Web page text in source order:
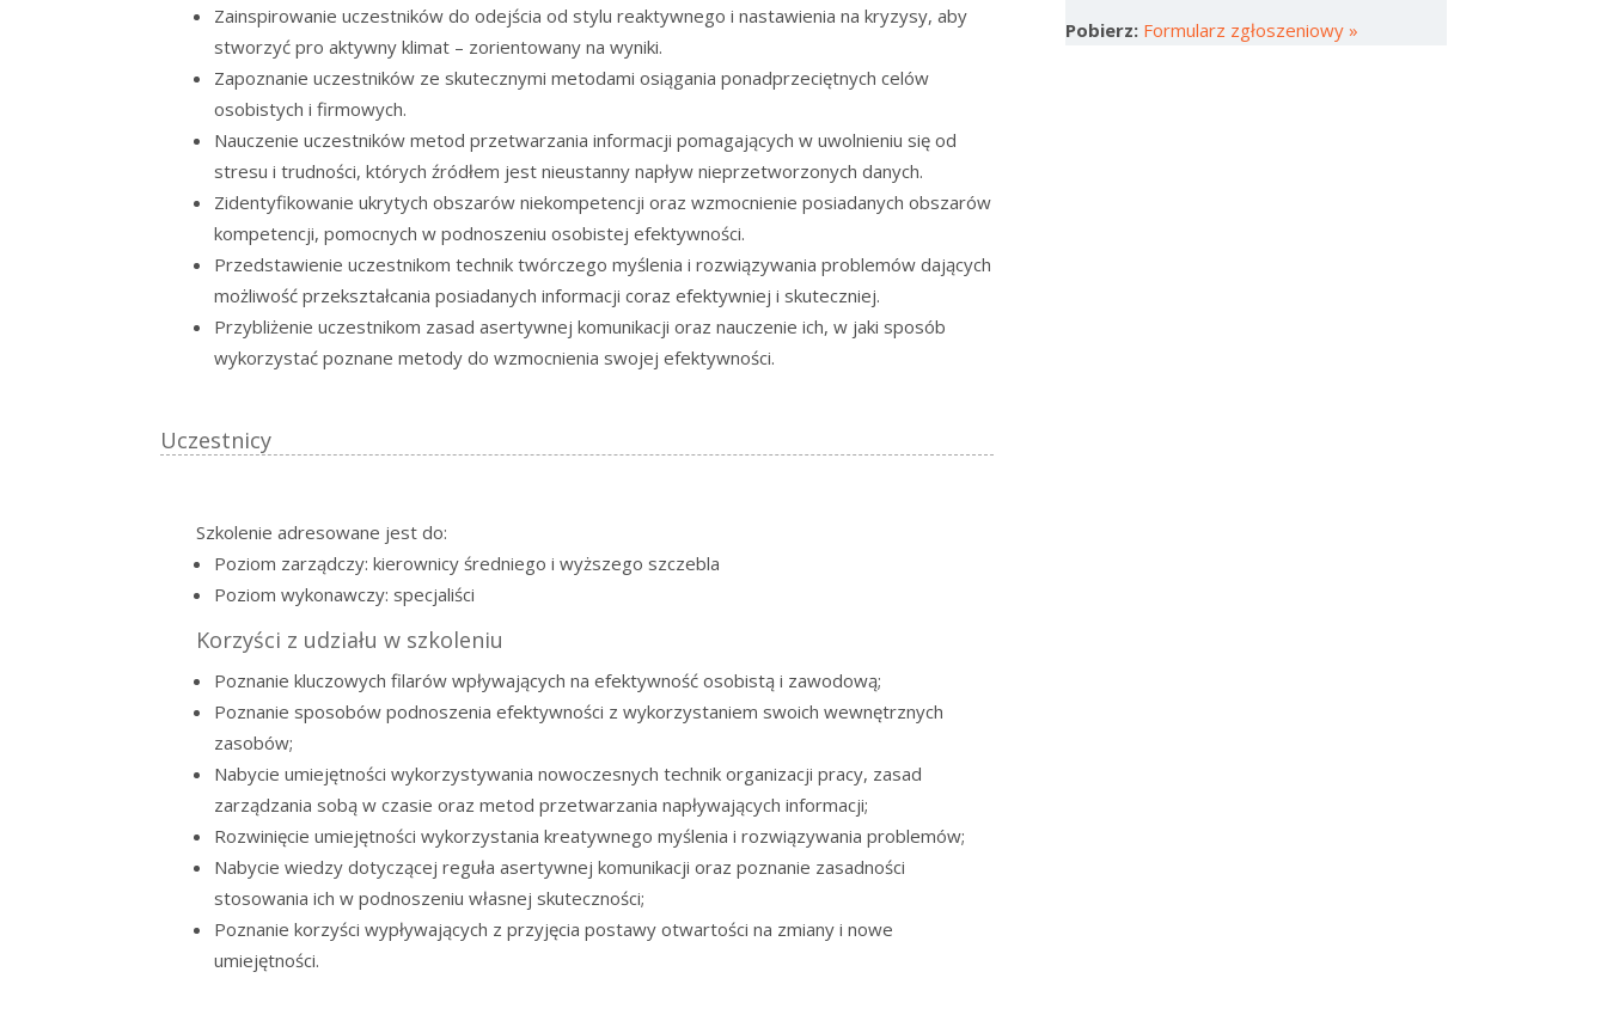
Zainspirowanie uczestników do odejścia od stylu reaktywnego i nastawienia na kryzysy, aby
stworzyć pro aktywny klimat – zorientowany na wyniki.
Zapoznanie uczestników ze skutecznymi metodami osiągania ponadprzeciętnych celów
osobistych i firmowych.
Nauczenie uczestników metod przetwarzania informacji pomagających w uwolnieniu się od
stresu i trudności, których źródłem jest nieustanny napływ nieprzetworzonych danych.
Zidentyfikowanie ukrytych obszarów niekompetencji oraz wzmocnienie posiadanych obszarów
kompetencji, pomocnych w podnoszeniu osobistej efektywności.
Przedstawienie uczestnikom technik twórczego myślenia i rozwiązywania problemów dających
możliwość przekształcania posiadanych informacji coraz efektywniej i skuteczniej.
Przybliżenie uczestnikom zasad asertywnej komunikacji oraz nauczenie ich, w jaki sposób
wykorzystać poznane metody do wzmocnienia swojej efektywności.
Uczestnicy
Szkolenie adresowane jest do:
Poziom zarządczy: kierownicy średniego i wyższego szczebla
Poziom wykonawczy: specjaliści
Korzyści z udziału w szkoleniu
Poznanie kluczowych filarów wpływających na efektywność osobistą i zawodową;
Poznanie sposobów podnoszenia efektywności z wykorzystaniem swoich wewnętrznych
zasobów;
Nabycie umiejętności wykorzystywania nowoczesnych technik organizacji pracy, zasad
zarządzania sobą w czasie oraz metod przetwarzania napływających informacji;
Rozwinięcie umiejętności wykorzystania kreatywnego myślenia i rozwiązywania problemów;
Nabycie wiedzy dotyczącej reguła asertywnej komunikacji oraz poznanie zasadności
stosowania ich w podnoszeniu własnej skuteczności;
Poznanie korzyści wypływających z przyjęcia postawy otwartości na zmiany i nowe
umiejętności.
Pobierz: Formularz zgłoszeniowy »